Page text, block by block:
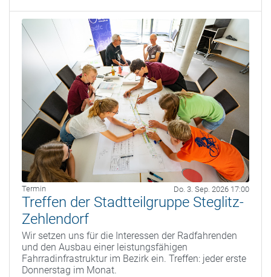
Termin Do. 3. Sep. 2026 17:00
Treffen der Stadtteilgruppe Steglitz-
Zehlendorf
Wir setzen uns für die Interessen der Radfahrenden
und den Ausbau einer leistungsfähigen
Fahrradinfrastruktur im Bezirk ein. Treffen: jeder erste
Donnerstag im Monat.